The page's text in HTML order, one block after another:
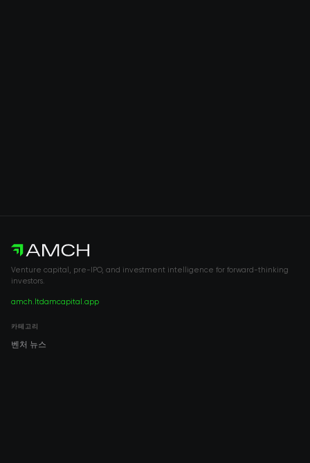
Venture capital, pre-IPO, and investment intelligence for forward-thinking
investors.
amch.ltdamcapital.app
카테고리
벤처 뉴스